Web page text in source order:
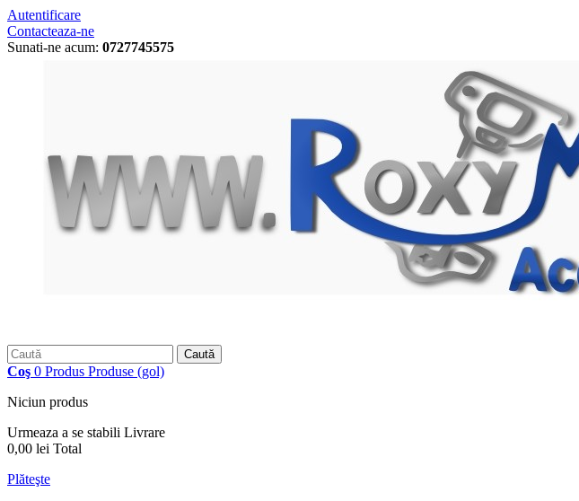
Autentificare
Contacteaza-ne
Sunati-ne acum: 0727745575
Caută
Coş 0 Produs Produse (gol)
Niciun produs
Urmeaza a se stabili Livrare
0,00 lei Total
Plăteşte